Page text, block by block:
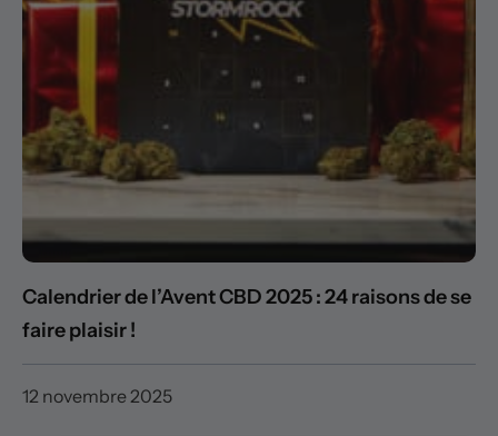
Calendrier de l’Avent CBD 2025 : 24 raisons de se
faire plaisir !
12 novembre 2025